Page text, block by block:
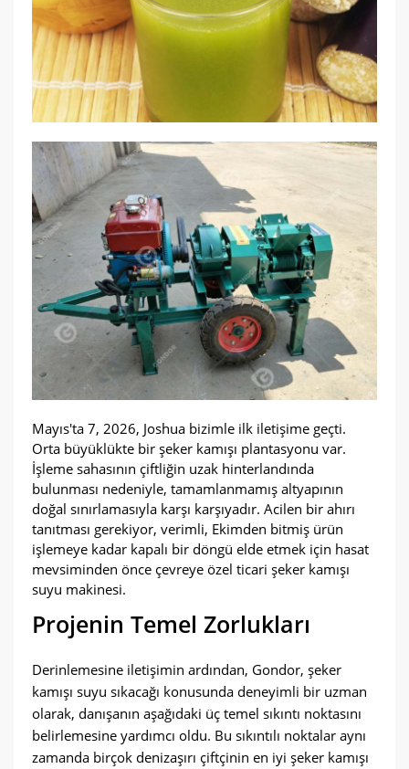
Mayıs'ta 7, 2026, Joshua bizimle ilk iletişime geçti.
Orta büyüklükte bir şeker kamışı plantasyonu var.
İşleme sahasının çiftliğin uzak hinterlandında
bulunması nedeniyle, tamamlanmamış altyapının
doğal sınırlamasıyla karşı karşıyadır. Acilen bir ahırı
tanıtması gerekiyor, verimli, Ekimden bitmiş ürün
işlemeye kadar kapalı bir döngü elde etmek için hasat
mevsiminden önce çevreye özel ticari şeker kamışı
suyu makinesi.
Projenin Temel Zorlukları
Derinlemesine iletişimin ardından, Gondor, şeker
kamışı suyu sıkacağı konusunda deneyimli bir uzman
olarak, danışanın aşağıdaki üç temel sıkıntı noktasını
belirlemesine yardımcı oldu. Bu sıkıntılı noktalar aynı
zamanda birçok denizaşırı çiftçinin en iyi şeker kamışı